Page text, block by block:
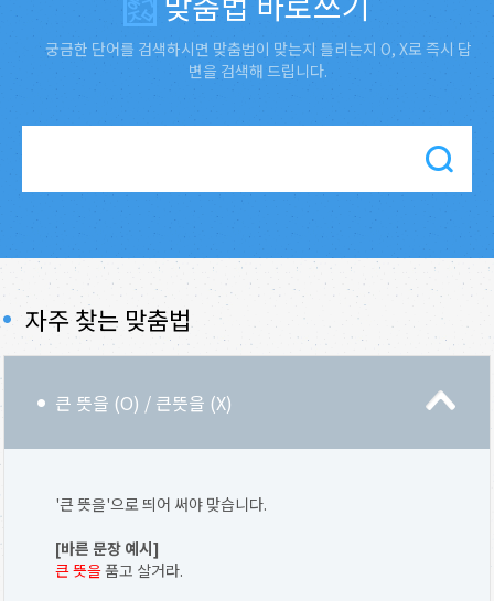
궁금한 단어를 검색하시면 맞춤법이 맞는지 틀리는지 O, X로 즉시 답
변을 검색해 드립니다.
자주 찾는 맞춤법
큰 뜻을 (O) / 큰뜻을 (X)
'큰 뜻을'으로 띄어 써야 맞습니다.
[바른 문장 예시]
큰 뜻을품고 살거라.